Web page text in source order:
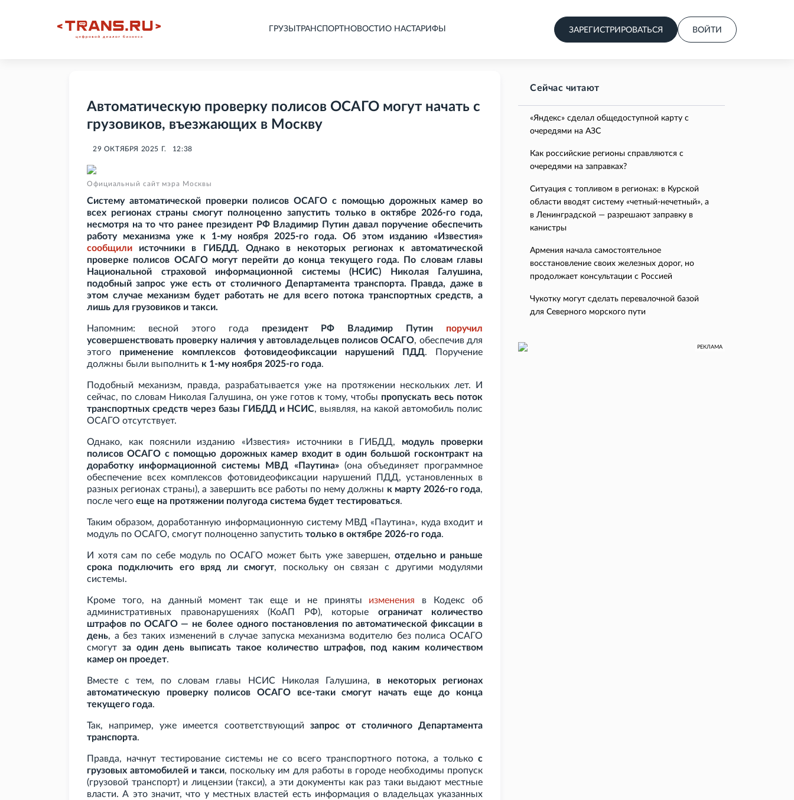
ГРУЗЫ ТРАНСПОРТНОВОСТИ О НАСТАРИФЫ ЗАРЕГИСТРИРОВАТЬСЯ ВОЙТИ
Автоматическую проверку полисов ОСАГО могут начать с
грузовиков, въезжающих в Москву
29 ОКТЯБРЯ 2025 Г. 12:38
Официальный сайт мэра Москвы
Систему автоматической проверки полисов ОСАГО с помощью дорожных камер во
всех регионах страны смогут полноценно запустить только в октябре 2026-го года,
несмотря на то что ранее президент РФ Владимир Путин давал поручение обеспечить
работу механизма уже к 1-му ноября 2025-го года. Об этом изданию «Известия»
сообщили источники в ГИБДД. Однако в некоторых регионах к автоматической
проверке полисов ОСАГО могут перейти до конца текущего года. По словам главы
Национальной страховой информационной системы (НСИС) Николая Галушина,
подобный запрос уже есть от столичного Департамента транспорта. Правда, даже в
этом случае механизм будет работать не для всего потока транспортных средств, а
лишь для грузовиков и такси.
Напомним: весной этого года президент РФ Владимир Путин поручил
усовершенствовать проверку наличия у автовладельцев полисов ОСАГО, обеспечив для
этого применение комплексов фотовидеофиксации нарушений ПДД. Поручение
должны были выполнить к 1-му ноября 2025-го года.
Подобный механизм, правда, разрабатывается уже на протяжении нескольких лет. И
сейчас, по словам Николая Галушина, он уже готов к тому, чтобы пропускать весь поток
транспортных средств через базы ГИБДД и НСИС, выявляя, на какой автомобиль полис
ОСАГО отсутствует.
Однако, как пояснили изданию «Известия» источники в ГИБДД, модуль проверки
полисов ОСАГО с помощью дорожных камер входит в один большой госконтракт на
доработку информационной системы МВД «Паутина»(она объединяет программное
обеспечение всех комплексов фотовидеофиксации нарушений ПДД, установленных в
разных регионах страны), а завершить все работы по нему должны к марту 2026-го года,
после чего еще на протяжении полугода система будет тестироваться.
Таким образом, доработанную информационную систему МВД «Паутина», куда входит и
модуль по ОСАГО, смогут полноценно запустить только в октябре 2026-го года.
И хотя сам по себе модуль по ОСАГО может быть уже завершен, отдельно и раньше
срока подключить его вряд ли смогут, поскольку он связан с другими модулями
системы.
Кроме того, на данный момент так еще и не приняты изменения в Кодекс об
административных правонарушениях (КоАП
РФ), которые ограничат количество
штрафов по ОСАГО — не более одного постановления по автоматической фиксации в
день, а без таких изменений в случае запуска механизма водителю без полиса ОСАГО
смогут за один день выписать такое количество штрафов, под каким количеством
камер он проедет.
Вместе с тем, по словам главы НСИС Николая Галушина, в некоторых регионах
автоматическую проверку полисов ОСАГО все-таки смогут начать еще до конца
текущего года.
Так, например, уже имеется соответствующий запрос от столичного Департамента
транспорта.
Правда, начнут тестирование системы не со всего транспортного потока, а только с
грузовых автомобилей и такси, поскольку им для работы в городе необходимы пропуск
(грузовой транспорт) и лицензии (такси), а эти документы как раз таки выдают местные
власти. А это значит, что у местных властей есть информация о владельцах указанных
Сейчас читают
«Яндекс» сделал общедоступной карту с
очередями на АЗС
Как российские регионы справляются с
очередями на заправках?
Ситуация с топливом в регионах: в Курской
области вводят систему «четный-нечетный», а
в Ленинградской — разрешают заправку в
канистры
Армения начала самостоятельное
восстановление своих железных дорог, но
продолжает консультации с Россией
Чукотку могут сделать перевалочной базой
для Северного морского пути
РЕКЛАМА